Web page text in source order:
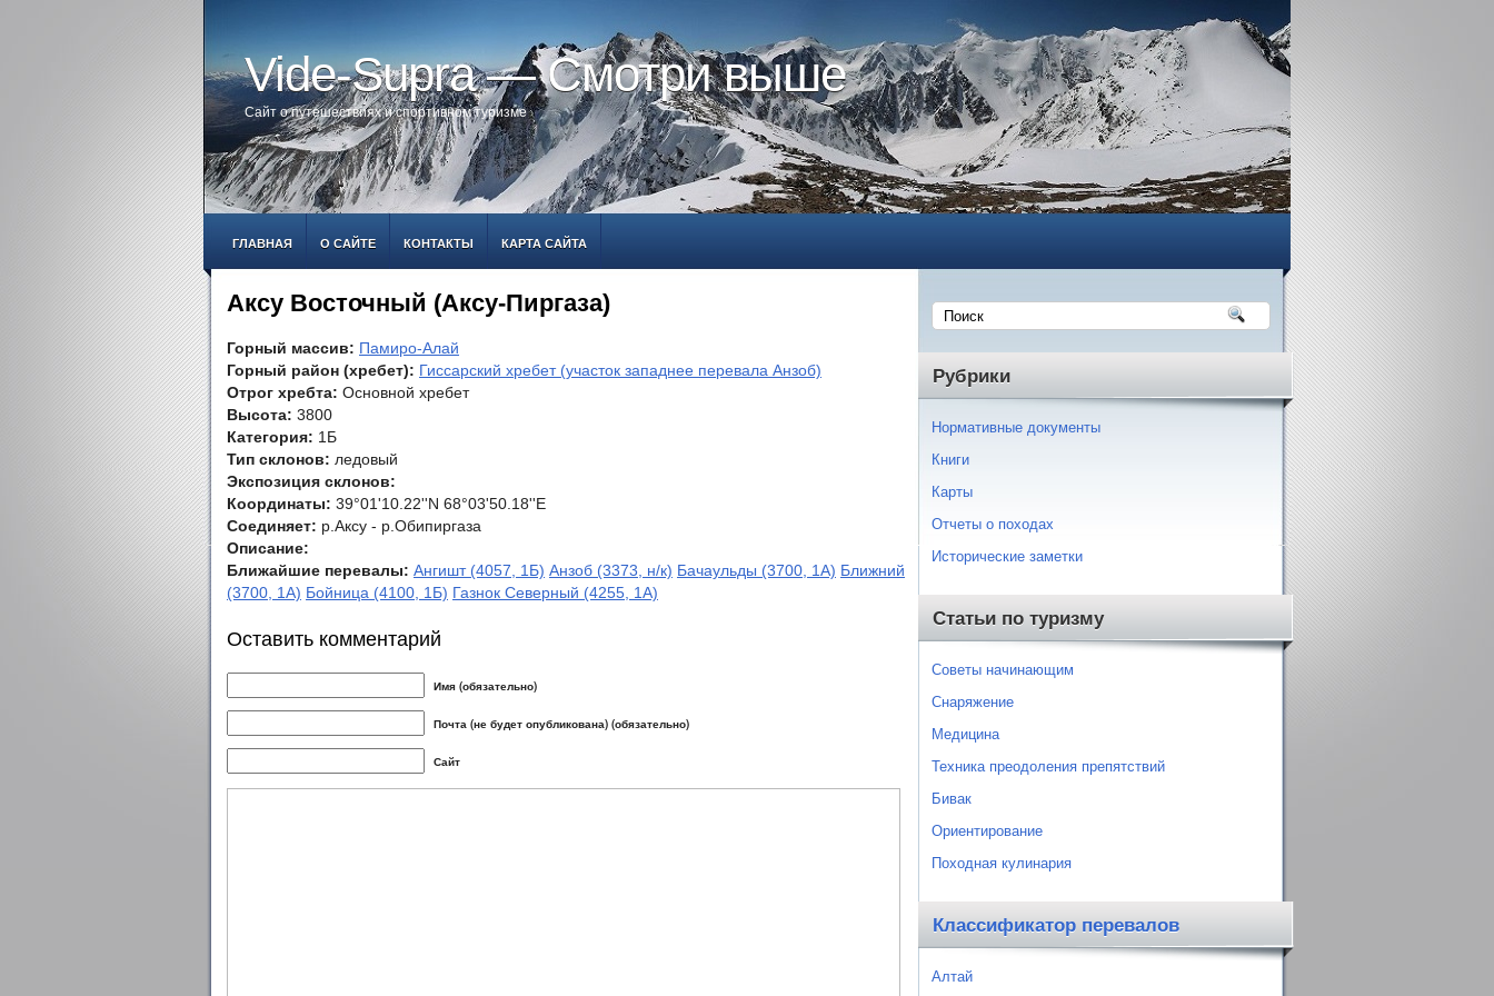
Vide-Supra — Смотри выше
Сайт о путешествиях и спортивном туризме
ГЛАВНАЯ О САЙТЕ КОНТАКТЫ КАРТА САЙТА
Аксу Восточный (Аксу-Пиргаза)
Горный массив: Памиро-Алай
Горный район (хребет): Гиссарский хребет (участок западнее перевала Анзоб)
Отрог хребта: Основной хребет
Высота: 3800
Категория: 1Б
Тип склонов: ледовый
Экспозиция склонов:
Координаты: 39°01'10.22''N 68°03'50.18''E
Соединяет: р.Аксу - р.Обипиргаза
Описание:
Ближайшие перевалы: Ангишт (4057, 1Б) Анзоб (3373, н/к) Бачаульды (3700, 1А) Ближний
(3700, 1А) Бойница (4100, 1Б) Газнок Северный (4255, 1А)
Оставить комментарий
Имя (обязательно)
Почта (не будет опубликована) (обязательно)
Сайт
Рубрики
Нормативные документы
Книги
Карты
Отчеты о походах
Исторические заметки
Статьи по туризму
Советы начинающим
Снаряжение
Медицина
Техника преодоления препятствий
Бивак
Ориентирование
Походная кулинария
Классификатор перевалов
Алтай